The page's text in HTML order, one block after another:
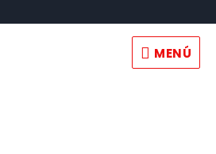
MENÚ
MENÚ